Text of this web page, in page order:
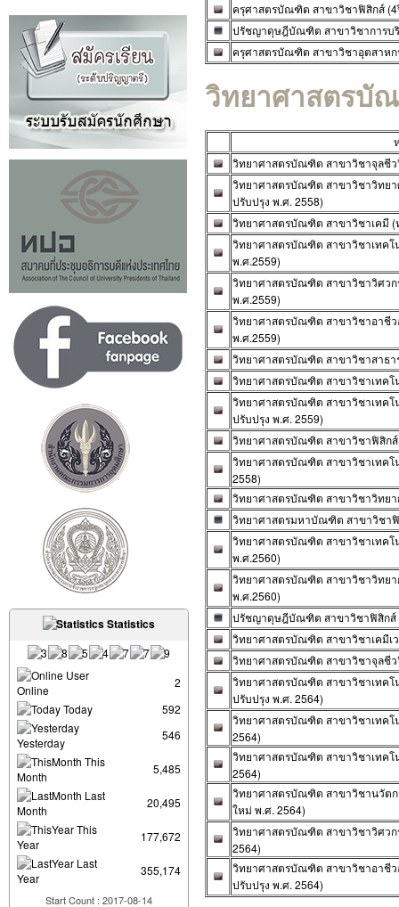
Statistics
User
Online
2
Today
592
Yesterday
546
This
Month
5,485
Last
Month
20,495
This
Year
177,672
Last
Year
355,174
Start Count : 2017-08-14
ครุศาสตรบัณฑิต สาขาวิชาฟิสิกส์ (4
ปรัชญาดุษฎีบัณฑิต สาขาวิชาการบริ
ครุศาสตรบัณฑิต สาขาวิชาอุตสาหก
วิทยาศาสตร
วิทยาศาสตรบัณฑิต สาขาวิชาจุลชีว
วิทยาศาสตรบัณฑิต สาขาวิชาวิทยา
ปรับปรุง พ.ศ. 2558)
วิทยาศาสตรบัณฑิต สาขาวิชาเคมี (
วิทยาศาสตรบัณฑิต สาขาวิชาเทคโ
พ.ศ.2559)
วิทยาศาสตรบัณฑิต สาขาวิชาวิศวก
พ.ศ.2559)
วิทยาศาสตรบัณฑิต สาขาวิชาอาชี
พ.ศ.2559)
วิทยาศาสตรบัณฑิต สาขาวิชาสาธา
วิทยาศาสตรบัณฑิต สาขาวิชาเทคโ
วิทยาศาสตรบัณฑิต สาขาวิชาเทคโ
ปรับปรุง พ.ศ. 2559)
วิทยาศาสตรบัณฑิต สาขาวิชาฟิสิกส์
วิทยาศาสตรบัณฑิต สาขาวิชาเทคโ
2558)
วิทยาศาสตรบัณฑิต สาขาวิชาวิทยา
วิทยาศาสตรมหาบัณฑิต สาขาวิชาฟิ
วิทยาศาสตรบัณฑิต สาขาวิชาเทคโ
พ.ศ.2560)
วิทยาศาสตรบัณฑิต สาขาวิชาวิทยา
พ.ศ.2560)
ปรัชญาดุษฎีบัณฑิต สาขาวิชาฟิสิกส์
วิทยาศาสตรบัณฑิต สาขาวิชาเคมีเ
วิทยาศาสตรบัณฑิต สาขาวิชาจุลชีว
วิทยาศาสตรบัณฑิต สาขาวิชาเทคโ
ปรับปรุง พ.ศ. 2564)
วิทยาศาสตรบัณฑิต สาขาวิชาเทคโ
2564)
วิทยาศาสตรบัณฑิต สาขาวิชาเทคโ
2564)
วิทยาศาสตรบัณฑิต สาขาวิชานวัตก
ใหม่ พ.ศ. 2564)
วิทยาศาสตรบัณฑิต สาขาวิชาวิศวก
2564)
วิทยาศาสตรบัณฑิต สาขาวิชาอาชี
ปรับปรุง พ.ศ. 2564)